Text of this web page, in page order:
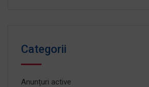
Categorii
Anunțuri active